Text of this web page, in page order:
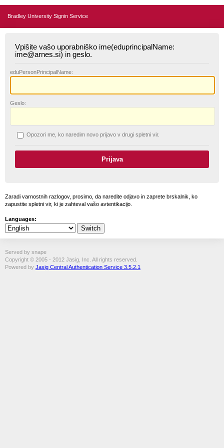
Bradley University Signin Service
Vpišite vašo uporabniško ime(eduprincipalName:
ime@arnes.si) in geslo.
eduPersonPrincipalName:
Geslo:
Opozori me, ko naredim novo prijavo v drugi spletni vir.
Zaradi varnostnih razlogov, prosimo, da naredite odjavo in zaprete brskalnik, ko
zapustite spletni vir, ki je zahteval vašo avtentikacijo.
Languages:
Served by snape
Copyright © 2005 - 2012 Jasig, Inc. All rights reserved.
Powered by Jasig Central Authentication Service 3.5.2.1